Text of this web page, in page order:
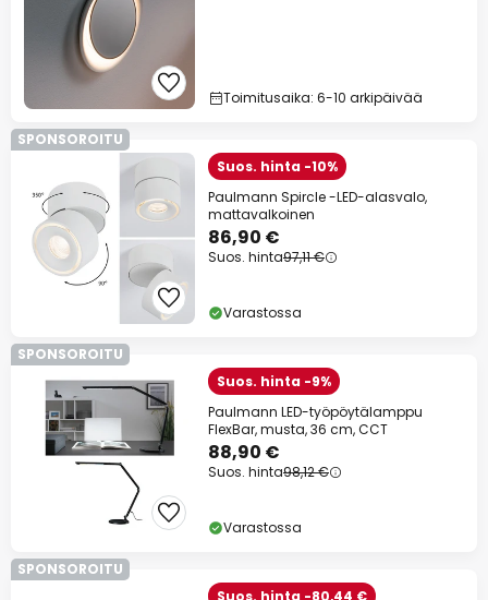
Toimitusaika: 6-10 arkipäivää
SPONSOROITU
Suos. hinta -10%
Paulmann Spircle -LED-alasvalo,
mattavalkoinen
86,90 €
Suos. hinta97,11 €
Varastossa
SPONSOROITU
Suos. hinta -9%
Paulmann LED-työpöytälamppu
FlexBar, musta, 36 cm, CCT
88,90 €
Suos. hinta98,12 €
Varastossa
SPONSOROITU
Suos. hinta -80,44 €